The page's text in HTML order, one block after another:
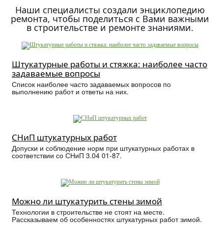
Наши специалисты создали энциклопедию
ремонта, чтобы поделиться с Вами важными
в строительстве и ремонте знаниями.
Штукатурные работы и стяжка: наиболее часто
задаваемые вопросы
Список наиболее часто задаваемых вопросов по
выполнению работ и ответы на них.
СНиП штукатурных работ
Допуски и соблюдение норм при штукатурных работах в
соответствии со СНиП 3.04 01-87.
Можно ли штукатурить стены зимой
Технологии в строительстве не стоят на месте.
Рассказываем об особенностях штукатурных работ зимой.